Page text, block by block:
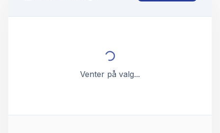
Venter på valg...